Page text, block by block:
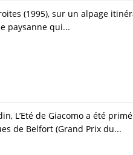
(1995), sur un alpage
paysanne qui...
L’Eté de Giacomo a été
de Belfort (Grand Prix du...